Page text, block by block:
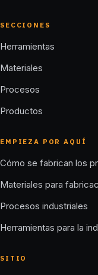
SECCIONES
Herramientas
Materiales
Procesos
Productos
EMPIEZA POR AQUÍ
Cómo se fabrican los
Materiales para
Procesos industriales
Herramientas para la
SITIO